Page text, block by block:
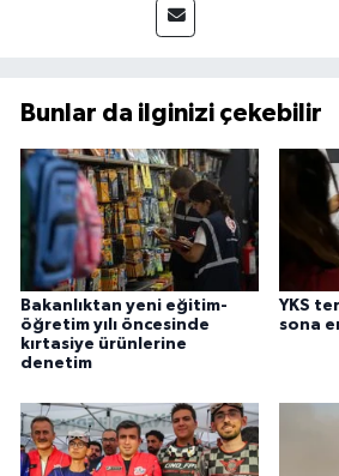
Bunlar da ilginizi çekebilir
Bakanlıktan yeni eğitim-
öğretim yılı öncesinde
kırtasiye ürünlerine
denetim
YKS
sona